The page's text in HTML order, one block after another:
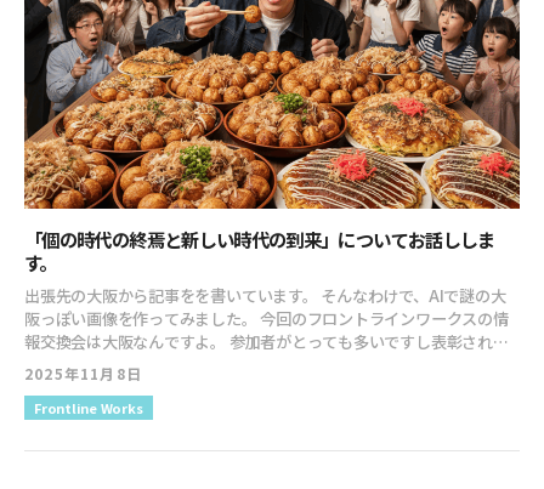
「個の時代の終焉と新しい時代の到来」についてお話ししま
す。
出張先の大阪から記事をを書いています。 そんなわけで、AIで謎の大
阪っぽい画像を作ってみました。 今回のフロントラインワークスの情
報交換会は大阪なんですよ。 参加者がとっても多いですし表彰される
メンバーも多いので楽しみな感じです。 さて！！ 10月末に増刷がかか
り、15,000部となった『割に合わないことをやりなさい』なのです
が… 月末から、ずーーーっと在庫切れでした。 プロモーション打って
が、まー仕方ないですね。 先週なんて３連休で、せっかく人手が多い
2025年11月8日
Frontline Works